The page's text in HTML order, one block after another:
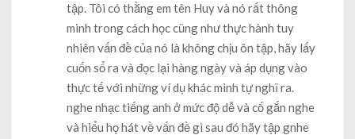
tập. Tôi có thằng em tên Huy và nó rất thông
minh trong cách học cũng như thực hành tuy
nhiên vấn đề của nó là không chịu ôn tập, hãy lấy
cuốn sổ ra và đọc lại hàng ngày và áp dụng vào
thực tế với những ví dụ khác mình tự nghĩ ra.
nghe nhạc tiếng anh ở mức độ dễ và cố gắn nghe
và hiểu họ hát về vấn đề gì sau đó hãy tập gnhe